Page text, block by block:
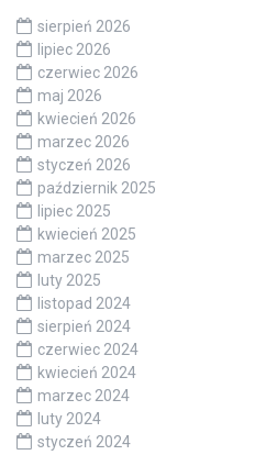
sierpień 2026
lipiec 2026
czerwiec 2026
maj 2026
kwiecień 2026
marzec 2026
styczeń 2026
październik 2025
lipiec 2025
kwiecień 2025
marzec 2025
luty 2025
listopad 2024
sierpień 2024
czerwiec 2024
kwiecień 2024
marzec 2024
luty 2024
styczeń 2024